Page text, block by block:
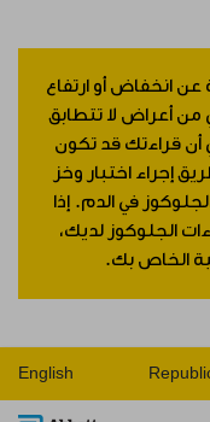
انخفاض أو ارتفاع
أعراض لا تتطابق
قراءتك قد تكون
اختبار وخز
في الدم. إذا
الجلوكوز لديك،
الخاص بك.
English